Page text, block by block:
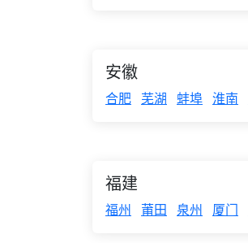
安徽
合肥 芜湖 蚌埠 淮南
福建
福州 莆田 泉州 厦门